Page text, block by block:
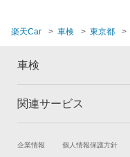
楽天Car 車検 東京都
車検
トップ
車検の基礎知識
関連サービス
試乗・商談
企業情報 個人情報保護方針